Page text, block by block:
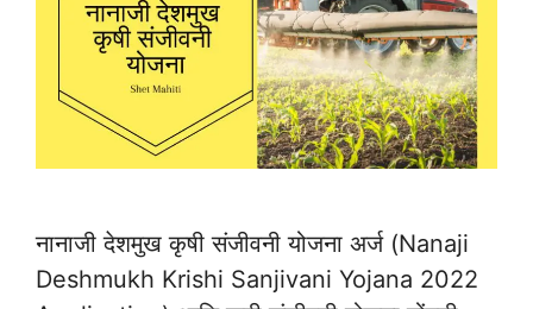
नानाजी देशमुख कृषी संजीवनी योजना अर्ज (Nanaji
Deshmukh Krishi Sanjivani Yojana 2022